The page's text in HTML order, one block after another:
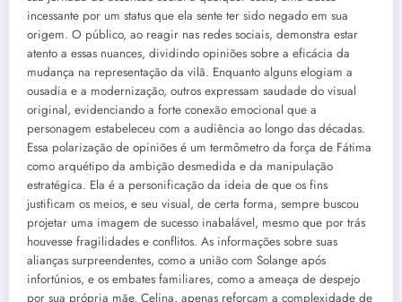
incessante por um status que ela sente ter sido negado em sua
origem. O público, ao reagir nas redes sociais, demonstra estar
atento a essas nuances, dividindo opiniões sobre a eficácia da
mudança na representação da vilã. Enquanto alguns elogiam a
ousadia e a modernização, outros expressam saudade do visual
original, evidenciando a forte conexão emocional que a
personagem estabeleceu com a audiência ao longo das décadas.
Essa polarização de opiniões é um termômetro da força de Fátima
como arquétipo da ambição desmedida e da manipulação
estratégica. Ela é a personificação da ideia de que os fins
justificam os meios, e seu visual, de certa forma, sempre buscou
projetar uma imagem de sucesso inabalável, mesmo que por trás
houvesse fragilidades e conflitos. As informações sobre suas
alianças surpreendentes, como a união com Solange após
infortúnios, e os embates familiares, como a ameaça de despejo
por sua própria mãe, Celina, apenas reforçam a complexidade de